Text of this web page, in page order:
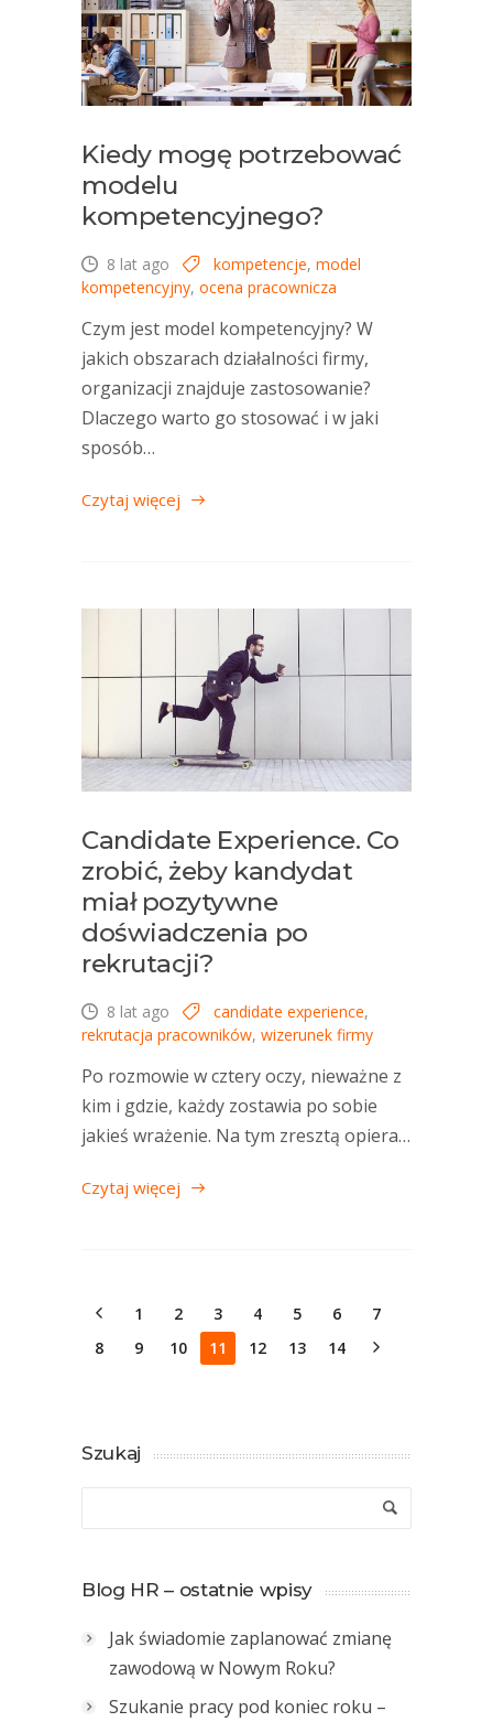
Kiedy mogę potrzebować
modelu
kompetencyjnego?
8 lat ago kompetencje, model
kompetencyjny, ocena pracownicza
Czym jest model kompetencyjny? W
jakich obszarach działalności firmy,
organizacji znajduje zastosowanie?
Dlaczego warto go stosować i w jaki
sposób…
Czytaj więcej
Candidate Experience. Co
zrobić, żeby kandydat
miał pozytywne
doświadczenia po
rekrutacji?
8 lat ago candidate experience,
rekrutacja pracowników, wizerunek firmy
Po rozmowie w cztery oczy, nieważne z
kim i gdzie, każdy zostawia po sobie
jakieś wrażenie. Na tym zresztą opiera…
Czytaj więcej
1 2 3 4 5 6
7
8
9 10 11 12 13 14
Szukaj
Blog HR – ostatnie wpisy
Jak świadomie zaplanować zmianę
zawodową w Nowym Roku?
Szukanie pracy pod koniec roku –